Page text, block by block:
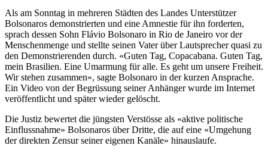
Als am Sonntag in mehreren Städten des Landes Unterstützer
Bolsonaros demonstrierten und eine Amnestie für ihn forderten,
sprach dessen Sohn Flávio Bolsonaro in Rio de Janeiro vor der
Menschenmenge und stellte seinen Vater über Lautsprecher quasi zu
den Demonstrierenden durch. «Guten Tag, Copacabana. Guten Tag,
mein Brasilien. Eine Umarmung für alle. Es geht um unsere Freiheit.
Wir stehen zusammen», sagte Bolsonaro in der kurzen Ansprache.
Ein Video von der Begrüssung seiner Anhänger wurde im Internet
veröffentlicht und später wieder gelöscht.
Die Justiz bewertet die jüngsten Verstösse als «aktive politische
Einflussnahme» Bolsonaros über Dritte, die auf eine «Umgehung
der direkten Zensur seiner eigenen Kanäle» hinauslaufe.